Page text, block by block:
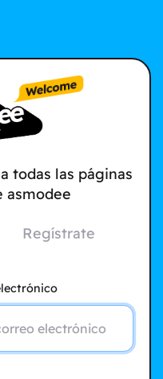
todas las páginas
asmodee
Regístrate